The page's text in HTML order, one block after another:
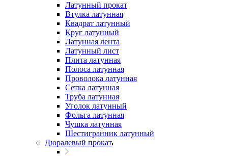
Латунный прокат
Втулка латунная
Квадрат латунный
Круг латунный
Латунная лента
Латунный лист
Плита латунная
Полоса латунная
Проволока латунная
Сетка латунная
Труба латунная
Уголок латунный
Фольга латунная
Чушка латунная
Шестигранник латунный
Дюралевый прокат